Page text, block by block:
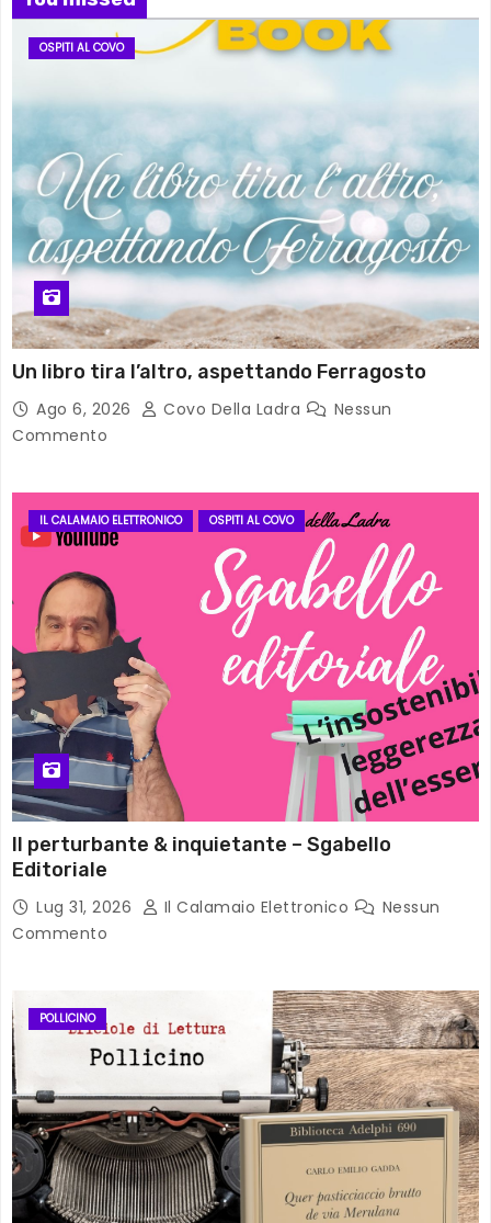
OSPITI AL COVO
Un libro tira l’altro, aspettando Ferragosto
Ago 6, 2026 Covo Della Ladra
Nessun
Commento
IL CALAMAIO ELETTRONICO OSPITI AL COVO
Il perturbante & inquietante – Sgabello
Editoriale
Lug 31, 2026 Il Calamaio Elettronico
Nessun
Commento
POLLICINO